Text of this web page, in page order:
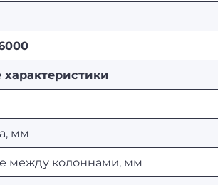
мм
между колоннами, мм